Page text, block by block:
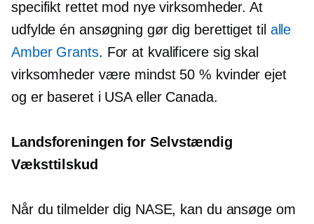
specifikt rettet mod nye virksomheder. At
udfylde én ansøgning gør dig berettiget til alle
Amber Grants. For at kvalificere sig skal
virksomheder være mindst 50 % kvinder ejet
og er baseret i USA eller Canada.
Landsforeningen for Selvstændig
Væksttilskud
Når du tilmelder dig NASE, kan du ansøge om